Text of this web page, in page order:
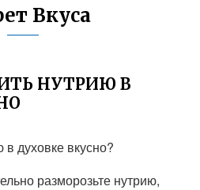
Вкуса
НУТРИЮ В
в духовке вкусно?
разморозьте нутрию,